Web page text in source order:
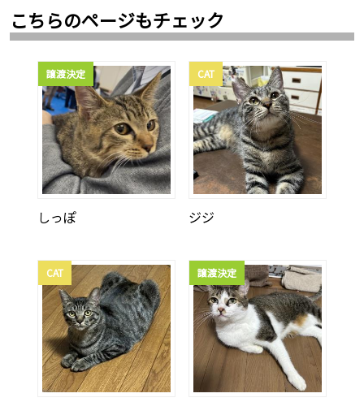
こちらのページもチェック
譲渡決定
しっぽ
CAT
ジジ
CAT 譲渡決定